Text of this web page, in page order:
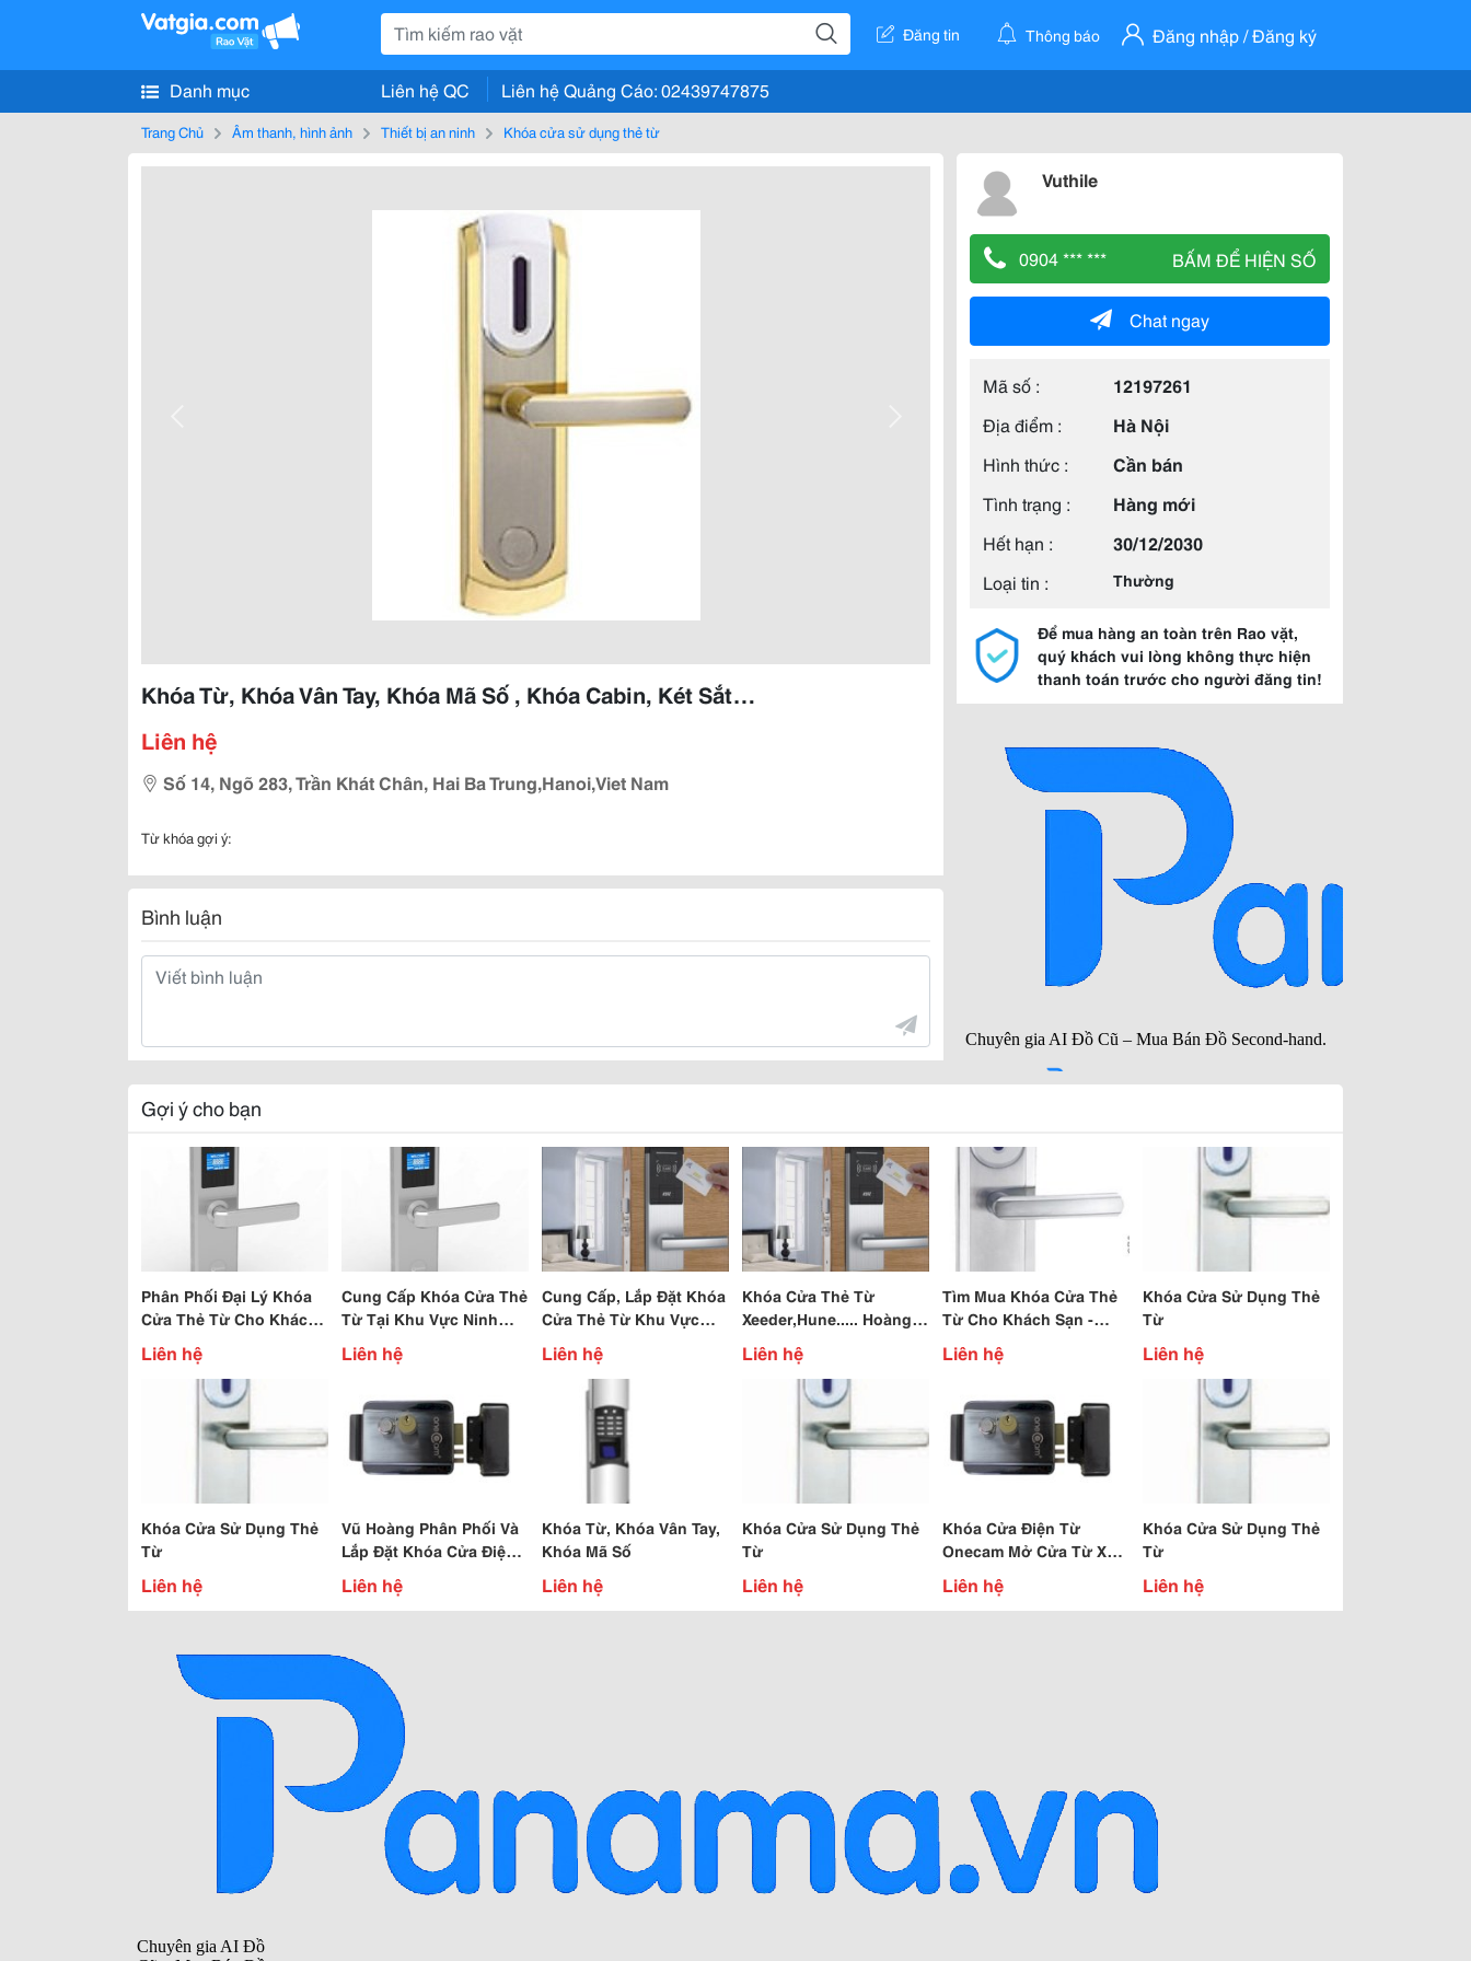
Đăng tin Thông báo Đăng nhập / Đăng ký
Danh mục Liên hệ QC Liên hệ Quảng Cáo: 02439747875
Trang Chủ Âm thanh, hình ảnh Thiết bị an ninh Khóa cửa sử dụng thẻ từ
Khóa Từ, Khóa Vân Tay, Khóa Mã Số , Khóa Cabin, Két Sắt…
Liên hệ
Số 14, Ngõ 283, Trần Khát Chân, Hai Ba Trung,Hanoi,Viet Nam
Từ khóa gợi ý:
Bình luận
Vuthile
0904 *** *** BẤM ĐỂ HIỆN SỐ
Chat ngay
Mã số :
12197261
Địa điểm :
Hà Nội
Hình thức :
Cần bán
Tình trạng :
Hàng mới
Hết hạn :
30/12/2030
Loại tin :
Thường
Để mua hàng an toàn trên Rao vặt,
quý khách vui lòng không thực hiện
thanh toán trước cho người đăng tin!
Gợi ý cho bạn
Phân Phối Đại Lý Khóa
Cửa Thẻ Từ Cho Khách
Sạn, Nhà Nghỉ, Resort
Liên hệ
Cung Cấp Khóa Cửa Thẻ
Từ Tại Khu Vực Ninh
Bình,Hà Nội....
Liên hệ
Cung Cấp, Lắp Đặt Khóa
Cửa Thẻ Từ Khu Vực
Nghệ An,Thanh Hóa
Liên hệ
Khóa Cửa Thẻ Từ
Xeeder,Hune..... Hoàng
Hải Cung Cấp,Niềm Tin
Cho Mọi Công Trình
Liên hệ
Tìm Mua Khóa Cửa Thẻ
Từ Cho Khách Sạn -
Hoàng Hải Đăng
Liên hệ
Khóa Cửa Sử Dụng Thẻ
Từ
Liên hệ
Khóa Cửa Sử Dụng Thẻ
Từ
Liên hệ
Vũ Hoàng Phân Phối Và
Lắp Đặt Khóa Cửa Điện
Từ Onecam Mở Cửa
Bằng 5 Cách Khác.
Liên hệ
Khóa Từ, Khóa Vân Tay,
Khóa Mã Số
Liên hệ
Khóa Cửa Sử Dụng Thẻ
Từ
Liên hệ
Khóa Cửa Điện Từ
Onecam Mở Cửa Từ Xa
Bằng Remote, Tiết Kiệm
Thời Gian, An Toàn.
Liên hệ
Khóa Cửa Sử Dụng Thẻ
Từ
Liên hệ